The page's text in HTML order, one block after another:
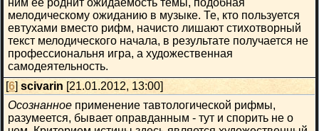
ним её роднит ожидаемость темы, подобная
мелодическому ожиданию в музыке. Те, кто пользуется
евтухами вместо рифм, начисто лишают стихотворный
текст мелодического начала, в результате получается не
профессиональня игра, а художественная
самодеятельность.
[6] scivarin [21.01.2012, 13:00]
Осознанное применение тавтологической рифмы,
разумеется, бывает оправданным - тут и спорить не о